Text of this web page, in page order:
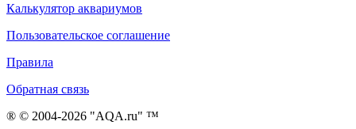
Калькулятор аквариумов
Пользовательское соглашение
Правила
Обратная связь
® © 2004-2026 "AQA.ru" ™